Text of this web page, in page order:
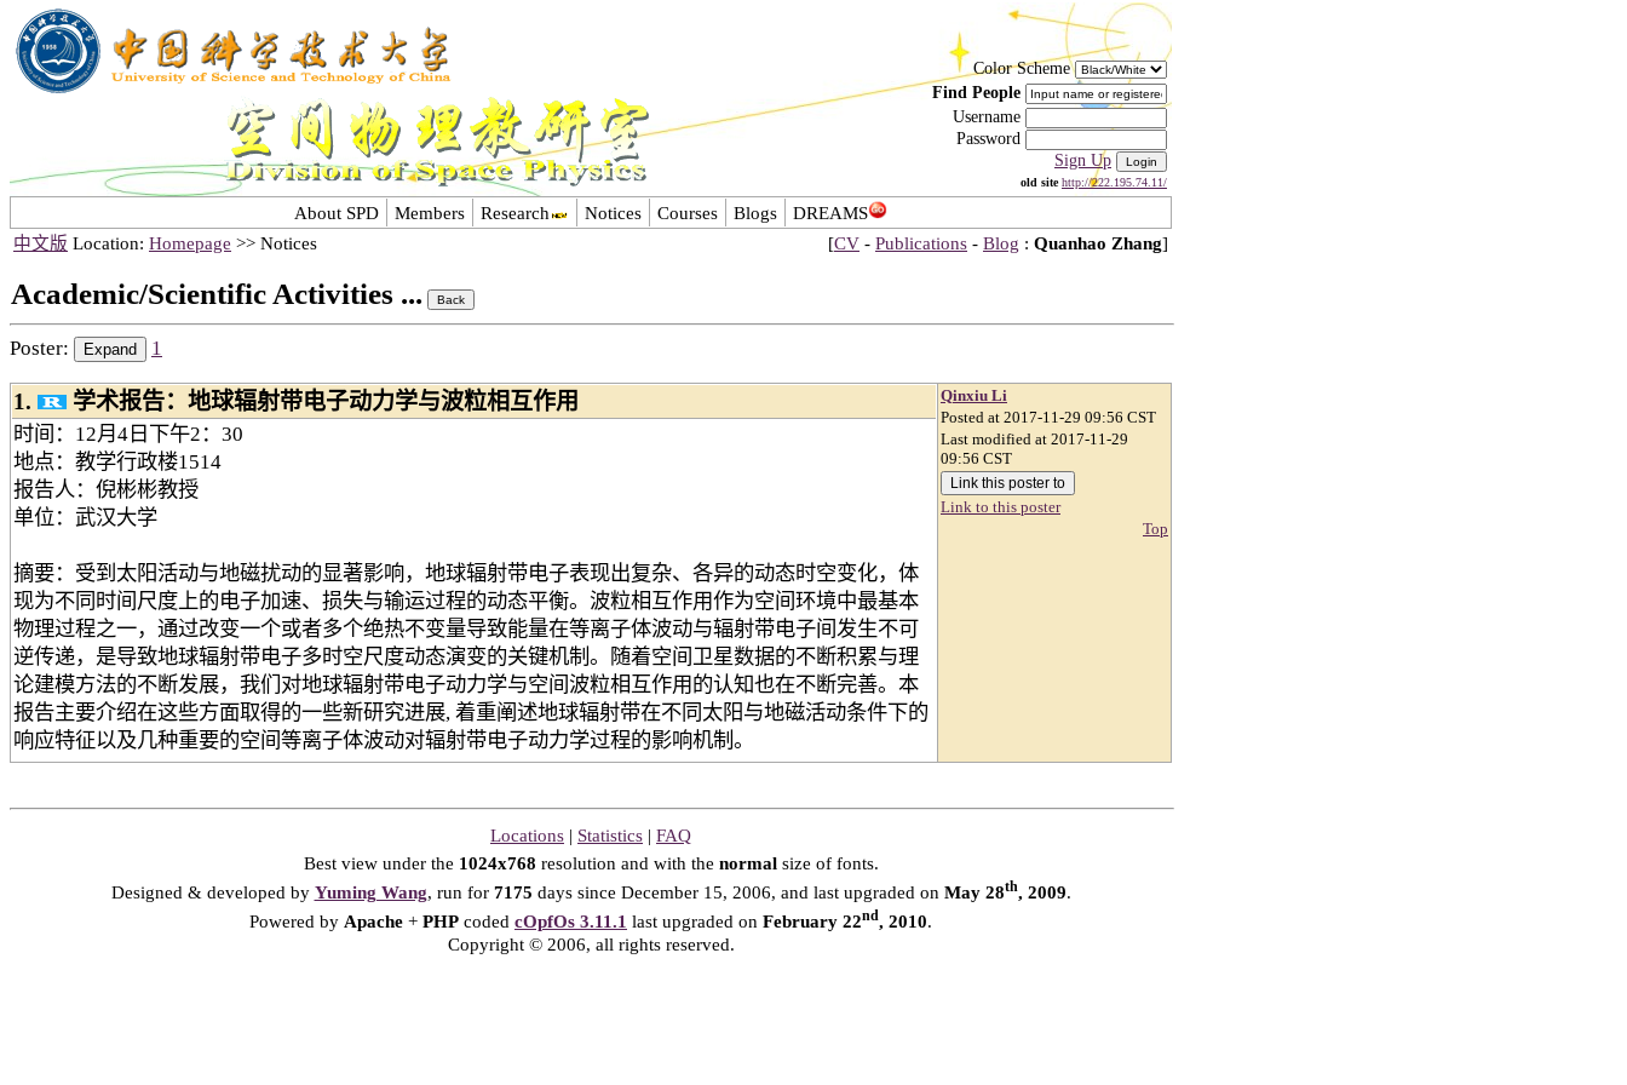
Color Scheme
Find People
Username
Password
Sign Up
old site http://222.195.74.11/
About SPD Members Research Notices Courses Blogs
DREAMS
中文版 Location: Homepage >> Notices [CV - Publications - Blog : Quanhao Zhang]
Academic/Scientific Activities ...
Poster: 1
1. 学术报告：地球辐射带电子动力学与波粒相互作用
时间：12月4日下午2：30
地点：教学行政楼1514
报告人：倪彬彬教授
单位：武汉大学
摘要：受到太阳活动与地磁扰动的显著影响，地球辐射带电子表现出复杂、各异的动态时空变化，体
现为不同时间尺度上的电子加速、损失与输运过程的动态平衡。波粒相互作用作为空间环境中最基本
物理过程之一，通过改变一个或者多个绝热不变量导致能量在等离子体波动与辐射带电子间发生不可
逆传递，是导致地球辐射带电子多时空尺度动态演变的关键机制。随着空间卫星数据的不断积累与理
论建模方法的不断发展，我们对地球辐射带电子动力学与空间波粒相互作用的认知也在不断完善。本
报告主要介绍在这些方面取得的一些新研究进展, 着重阐述地球辐射带在不同太阳与地磁活动条件下的
响应特征以及几种重要的空间等离子体波动对辐射带电子动力学过程的影响机制。
Qinxiu Li
Posted at 2017-11-29 09:56 CST
Last modified at 2017-11-29
09:56 CST
Link to this poster
Top
Locations | Statistics | FAQ
Best view under the 1024x768 resolution and with the normalsize of fonts.
Designed & developed by Yuming Wang, run for 7175 days since December 15, 2006, and last upgraded on May 28th, 2009.
Powered by Apache + PHP coded cOpfOs 3.11.1 last upgraded on February 22nd, 2010.
Copyright © 2006, all rights reserved.